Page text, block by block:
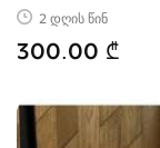
2 დღის წინ
300.00 ₾